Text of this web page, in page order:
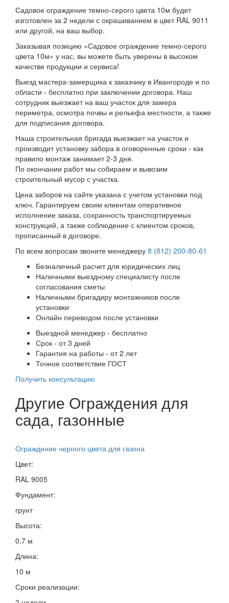
Садовое ограждение темно-серого цвета 10м будет
изготовлен за 2 недели с окрашиванием в цвет RAL 9011
или другой, на ваш выбор.
Заказывая позицию «Садовое ограждение темно-серого
цвета 10м» у нас, вы можете быть уверены в высоком
качестве продукции и сервиса!
Выезд мастера-замерщика к заказчику в Ивангороде и по
области - бесплатно при заключении договора. Наш
сотрудник выезжает на ваш участок для замера
периметра, осмотра почвы и рельефа местности, а также
для подписания договора.
Наша строительная бригада выезжает на участок и
производит установку забора в оговоренные сроки - как
правило монтаж занимает 2-3 дня.
По окончании работ мы собираем и вывозим
строительный мусор с участка.
Цена заборов на сайте указана с учетом установки под
ключ. Гарантируем своим клиентам оперативное
исполнение заказа, сохранность транспортируемых
конструкций, а также соблюдение с клиентом сроков,
прописанный в договоре.
По всем вопросам звоните менеджеру 8 (812) 200-80-61
Безналичный расчет для юридических лиц
Наличными выездному специалисту после
согласования сметы
Наличными бригадиру монтажников после
установки
Онлайн переводом после установки
Выездной менеджер - бесплатно
Срок - от 3 дней
Гарантия на работы - от 2 лет
Точное соответствие ГОСТ
Получить консультацию
Другие Ограждения для
сада, газонные
Ограждение черного цвета для газона
Цвет:
RAL 9005
Фундамент:
грунт
Высота:
0,7 м
Длина:
10 м
Сроки реализации: